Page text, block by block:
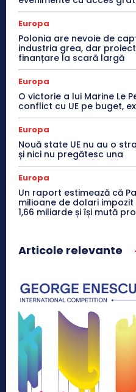
Europa
Polonia are nevoie de
industria grea, dar
finanțare la scară largă
Europa
O victorie a lui Marine Le
conflict cu UE pe buget,
Europa
Nouă state UE nu au o
și nici nu pregătesc una
Europa
Un raport estimează că
milioane de dolari
1,66 miliarde și își mută
Articole relevante